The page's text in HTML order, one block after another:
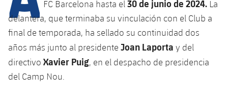
plusicon
más
Instalaciones
SUB13
SUB12
SUB13 B
SUB12 C
SUB11 C
Gameday Shows
Resultados
Base
Barça Atlètic
Junior
Cadete A
Campus Verano
PLUSICON
Primer Equipo
plusicon
más
FC Barcelona hasta el 30 de junio de 2024. La
delantera, que terminaba su vinculación con el Club a
final de temporada, ha sellado su continuidad dos
años más junto al presidente Joan Laporta y del
directivo Xavier Puig, en el despacho de presidencia
del Camp Nou.